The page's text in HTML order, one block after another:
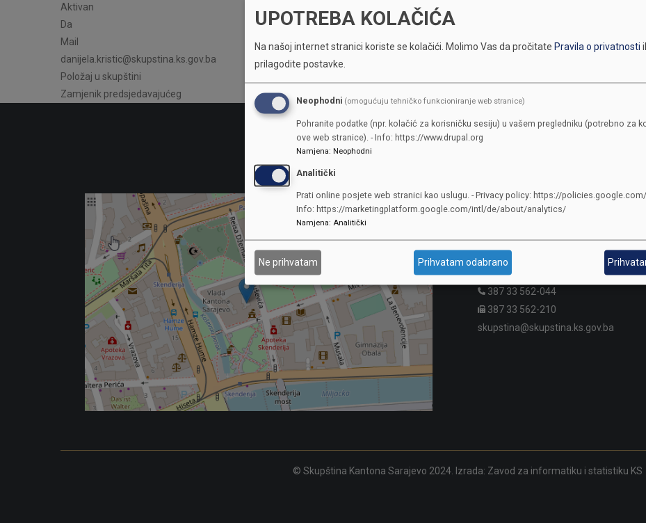
Aktivan
Da
Mail
danijela.kristic@skupstina.ks.gov.ba
Položaj u skupštini
Zamjenik predsjedavajućeg
KONTAKTI
SKUPŠTINA
Adresa: Sarajevo, Reisa Džemaludina
Čauševića 1
387 33 562-044
387 33 562-210
skupstina@skupstina.ks.gov.ba
© Skupština Kantona Sarajevo 2024. Izrada: Zavod za informatiku i statistiku KS
UPOTREBA KOLAČIĆA
Na našoj internet stranici koriste se kolačići. Molimo Vas da pročitate Pravila o privatnosti
prilagodite postavke.
Neophodni (omogućuju tehničko funkcioniranje web stranice)
Pohranite podatke (npr. kolačić za korisničku sesiju) u vašem pregledniku (potrebno za
ove web stranice). - Info: https://www.drupal.org
Namjena: Neophodni
Analitički
Prati online posjete web stranici kao uslugu. - Privacy policy: https://
Info: https://marketingplatform.google.com/intl/de/about/analytics/
Namjena: Analitički
Ne prihvatam Prihvatam odabrano